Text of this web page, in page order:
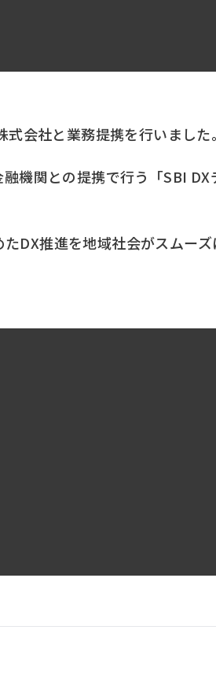
会社と業務提携を行いました。
機関との提携で行う「SBI
DX推進を地域社会がスムー